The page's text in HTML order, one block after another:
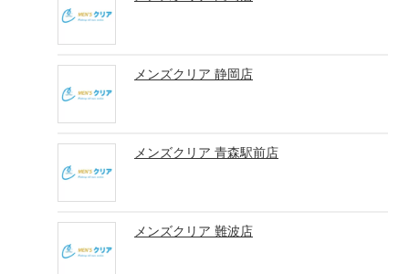
メンズクリア 静岡店
メンズクリア 青森駅前店
メンズクリア 難波店